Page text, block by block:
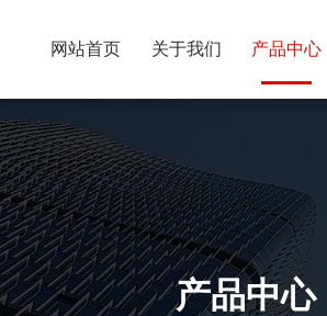
网站首页 关于我们 产品中心
产品中心